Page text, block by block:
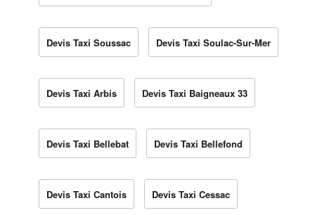
Devis Taxi Soussac Devis Taxi Soulac-Sur-Mer
Devis Taxi Arbis Devis Taxi Baigneaux 33
Devis Taxi Bellebat Devis Taxi Bellefond
Devis Taxi Cantois Devis Taxi Cessac